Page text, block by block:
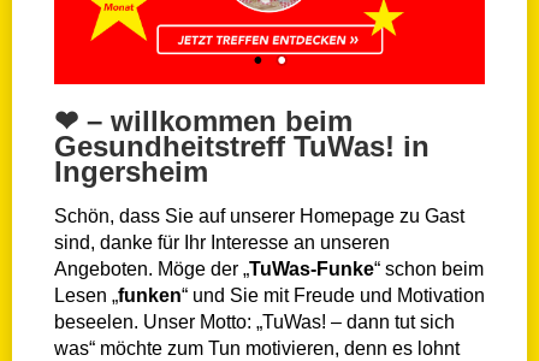
❤ – willkommen beim
Gesundheitstreff TuWas! in
Ingersheim
Schön, dass Sie auf unserer Homepage zu Gast
sind, danke für Ihr Interesse an unseren
Angeboten. Möge der „TuWas-Funke“ schon beim
Lesen „funken“ und Sie mit Freude und Motivation
beseelen. Unser Motto: „TuWas! – dann tut sich
was“ möchte zum Tun motivieren, denn es lohnt